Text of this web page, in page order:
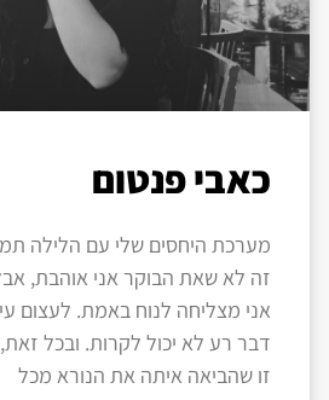
כאבי פנטום
מערכת היחסים שלי עם הלילה
זה לא שאת הבוקר אני אוהבת,
אני מצליחה לנוח באמת. לעצום
דבר רע לא יכול לקרות. ובכל
זו שהביאה איתה את הנורא מכל